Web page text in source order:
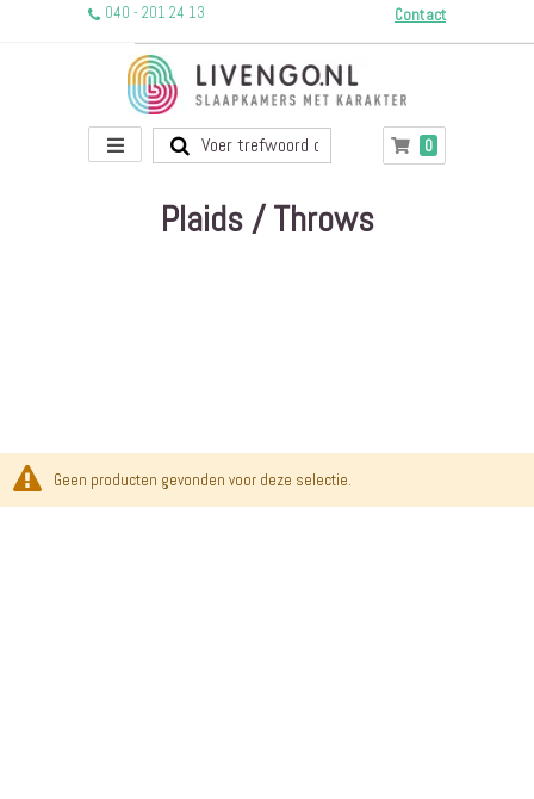
040 - 201 24 13 Contact
Toggle
Winkelwagen
0producten
Plaids / Throws
Geen producten gevonden voor deze selectie.